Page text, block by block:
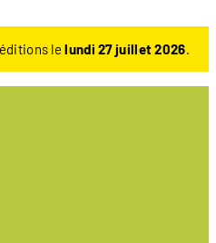
lelundi 27 juillet 2026.